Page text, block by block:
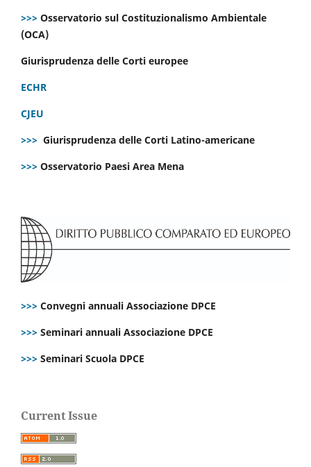
>>> Osservatorio sul Costituzionalismo Ambientale
(OCA)
Giurisprudenza delle Corti europee
ECHR
CJEU
>>> Giurisprudenza delle Corti Latino-americane
>>> Osservatorio Paesi Area Mena
>>> Convegni annuali Associazione DPCE
>>> Seminari annuali Associazione DPCE
>>> Seminari Scuola DPCE
Current Issue